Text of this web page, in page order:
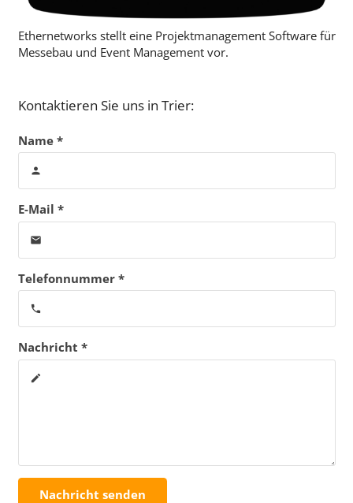
Ethernetworks stellt eine Projektmanagement Software für
Messebau und Event Management vor.
Kontaktieren Sie uns in Trier:
Name *
person
E-Mail *
email
Telefonnummer *
phone
Nachricht *
create
Nachricht senden